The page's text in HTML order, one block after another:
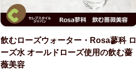
飲むローズウォーター・Rosa蓼科 ロ
ーズ水 オールドローズ使用の飲む薔
薇美容